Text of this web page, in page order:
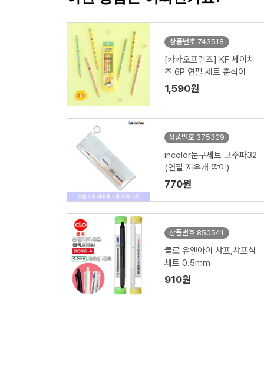
상품번호 743518
[카카오프렌즈] KF 세이치
즈 6P 연필 세트 춘식이
1,590원
상품번호 375309
incolor문구세트 고주파32
(연필 지우개 깎이)
770원
상품번호 850541
클로 유앤아이 샤프,샤프심
세트 0.5mm
910원